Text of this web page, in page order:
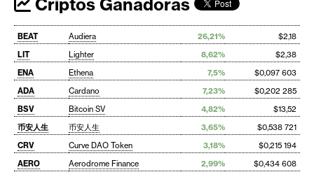
BEAT Audiera 26,21%
$2,18
LIT
Lighter 8,62%
$2,38
ENA
Ethena 7,5%
$0,097 603
ADA
Cardano 7,23%
$0,202 285
BSV
Bitcoin SV 4,82%
$13,52
币安人生
币安人生 3,65%
$0,538 721
CRV
Curve DAO Token 3,18%
$0,215 194
AERO
Aerodrome Finance 2,99%
$0,434 608